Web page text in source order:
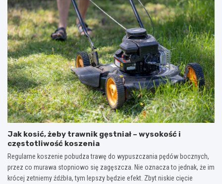
Jak kosić, żeby trawnik gęstniał – wysokość i
częstotliwość koszenia
Regularne koszenie pobudza trawę do wypuszczania pędów bocznych,
przez co murawa stopniowo się zagęszcza. Nie oznacza to jednak, że im
krócej zetniemy źdźbła, tym lepszy będzie efekt. Zbyt niskie cięcie